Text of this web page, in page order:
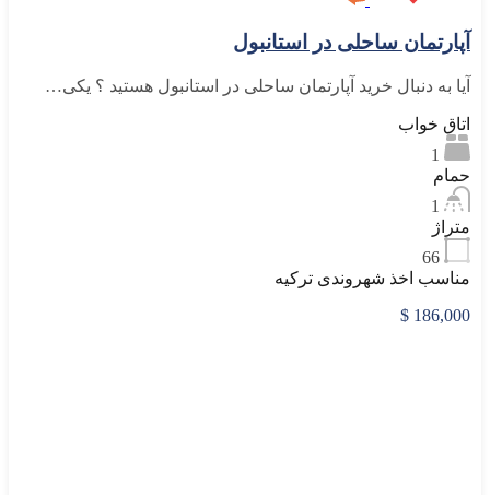
آپارتمان ساحلی در استانبول
آیا به دنبال خرید آپارتمان ساحلی در استانبول هستید ؟ یکی…
اتاق خواب
1
حمام
1
متراژ
66
مناسب اخذ شهروندی ترکیه
186,000 $